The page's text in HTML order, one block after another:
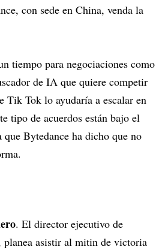
con sede en China, venda la
tiempo para negociaciones como
de IA que quiere competir
Tik Tok lo ayudaría a escalar en
tipo de acuerdos están bajo el
que Bytedance ha dicho que no
. El director ejecutivo de
asistir al mitin de victoria